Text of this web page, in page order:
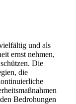
und als
ernst nehmen,
Die
die
Bedrohungen